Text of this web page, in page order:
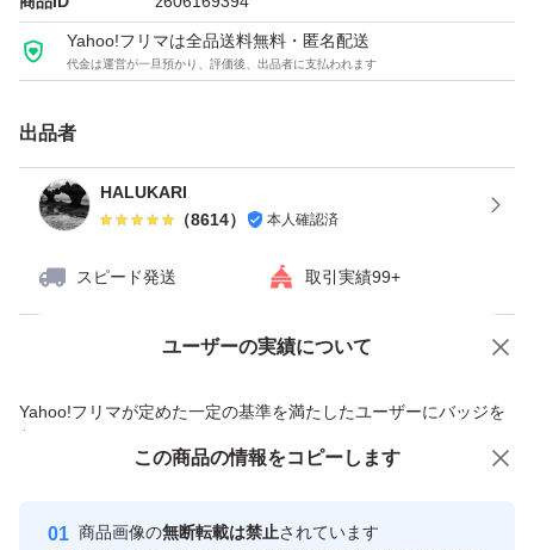
Yahoo!フリマは全品送料無料・匿名配送
代金は運営が一旦預かり、評価後、出品者に支払われます
出品者
HALUKARI
（8614） 本人確認済
スピード発送 取引実績99+
ユーザーの実績について
Yahoo!フリマが定めた一定の基準を満たしたユーザーにバッジを
付与しています
安心取引出品者
心・安全なユーザーです
価格の相談 商品への質問
この商品の情報をコピーします
商品画像の無断転載は禁止されています
この商品をみている人にオススメ